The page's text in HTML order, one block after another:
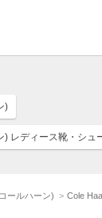
)
レディース靴・シュ
ールハーン) Cole